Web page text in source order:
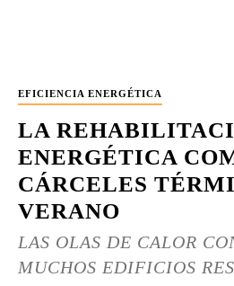
EFICIENCIA ENERGÉTICA
LA
ENERGÉTICA
CÁRCELES
VERANO
LAS OLAS DE CALOR
MUCHOS EDIFICIOS